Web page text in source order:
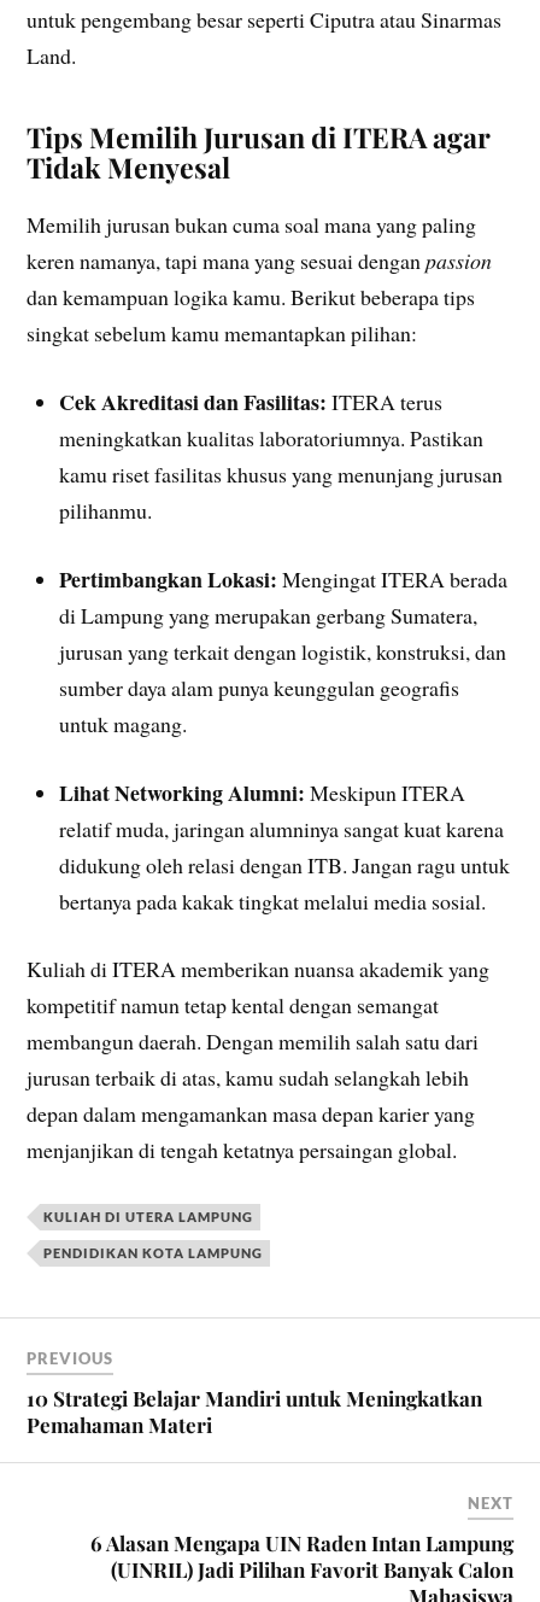
untuk pengembang besar seperti Ciputra atau Sinarmas
Land.
Tips Memilih Jurusan di ITERA agar
Tidak Menyesal
Memilih jurusan bukan cuma soal mana yang paling
keren namanya, tapi mana yang sesuai denganpassion
dan kemampuan logika kamu. Berikut beberapa tips
singkat sebelum kamu memantapkan pilihan:
Cek Akreditasi dan Fasilitas: ITERA terus
meningkatkan kualitas laboratoriumnya. Pastikan
kamu riset fasilitas khusus yang menunjang jurusan
pilihanmu.
Pertimbangkan Lokasi: Mengingat ITERA berada
di Lampung yang merupakan gerbang Sumatera,
jurusan yang terkait dengan logistik, konstruksi, dan
sumber daya alam punya keunggulan geografis
untuk magang.
Lihat Networking Alumni: Meskipun ITERA
relatif muda, jaringan alumninya sangat kuat karena
didukung oleh relasi dengan ITB. Jangan ragu untuk
bertanya pada kakak tingkat melalui media sosial.
Kuliah di ITERA memberikan nuansa akademik yang
kompetitif namun tetap kental dengan semangat
membangun daerah. Dengan memilih salah satu dari
jurusan terbaik di atas, kamu sudah selangkah lebih
depan dalam mengamankan masa depan karier yang
menjanjikan di tengah ketatnya persaingan global.
KULIAH DI UTERA LAMPUNG
PENDIDIKAN KOTA LAMPUNG
PREVIOUS
10 Strategi Belajar Mandiri untuk Meningkatkan
Pemahaman Materi
NEXT
6 Alasan Mengapa UIN Raden Intan Lampung
(UINRIL) Jadi Pilihan Favorit Banyak Calon
Mahasiswa